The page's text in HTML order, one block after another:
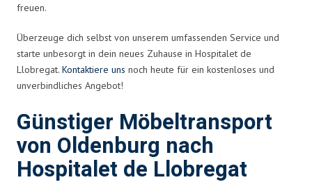
freuen.
Überzeuge dich selbst von unserem umfassenden Service und
starte unbesorgt in dein neues Zuhause in Hospitalet de
Llobregat. Kontaktiere uns noch heute für ein kostenloses und
unverbindliches Angebot!
Günstiger Möbeltransport
von Oldenburg nach
Hospitalet de Llobregat